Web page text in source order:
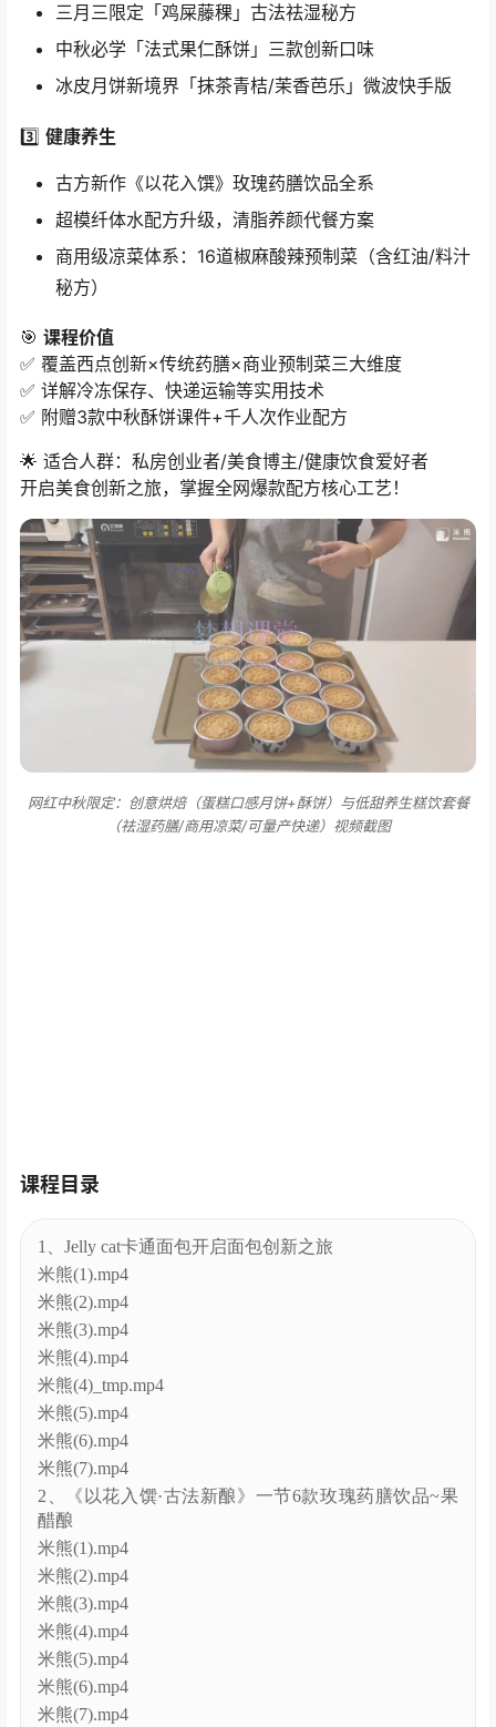
三月三限定「鸡屎藤稞」古法祛湿秘方
中秋必学「法式果仁酥饼」三款创新口味
冰皮月饼新境界「抹茶青桔/茉香芭乐」微波快手版
3️⃣ ​ 健康养生
古方新作《以花入馔》玫瑰药膳饮品全系
超模纤体水配方升级，清脂养颜代餐方案
商用级凉菜体系：16道椒麻酸辣预制菜（含红油/料汁
秘方）
🎯 ​ 课程价值
✅ 覆盖西点创新×传统药膳×商业预制菜三大维度
✅ 详解冷冻保存、快递运输等实用技术
✅ 附赠3款中秋酥饼课件+千人次作业配方
🌟 适合人群：私房创业者/美食博主/健康饮食爱好者
开启美食创新之旅，掌握全网爆款配方核心工艺！
网红中秋限定：创意烘焙（蛋糕口感月饼+酥饼）与低甜养生糕饮套餐
（祛湿药膳/商用凉菜/可量产快递）视频截图
米熊(1).mp4
米熊(2).mp4
米熊(3).mp4
米熊(4).mp4
米熊(4)_tmp.mp4
米熊(5).mp4
米熊(6).mp4
米熊(7).mp4
2、《以花入馔·古法新酿》一节6款玫瑰药膳饮品~果
醋酿
米熊(1).mp4
米熊(2).mp4
米熊(3).mp4
米熊(4).mp4
米熊(5).mp4
米熊(6).mp4
米熊(7).mp4
米熊(8).mp4